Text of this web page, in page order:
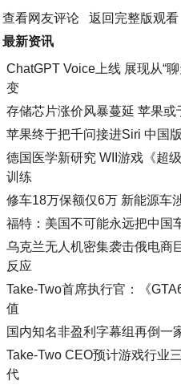
查看网友评论
返回完整版观看
最新资讯
ChatGPT Voice上线 展现从“
变
存储芯片涨价风暴蔓延 苹果
苹果终于把千问接进Siri 中国
德国医学新研究 WII游戏《超
训练
修车18万保额仅6万 新能源车
福特：美国不可能永远把中国
乌克兰无人机密集袭击俄电商
反应
Take-Two首席执行官：《
值
国内知名非盈利字幕组再倒一
Take-Two CEO预计游戏行业
代